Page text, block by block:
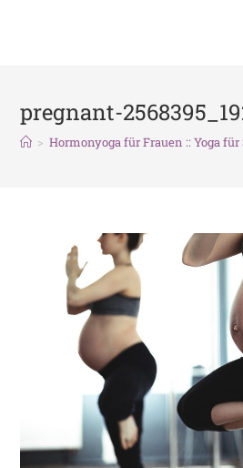
pregnant-
> Hormonyoga für Frauen :: Yoga